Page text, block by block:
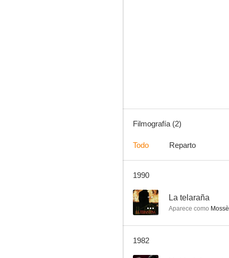
Filmografía (2)
Todo Reparto
1990
-- La telaraña
Aparece como
1982